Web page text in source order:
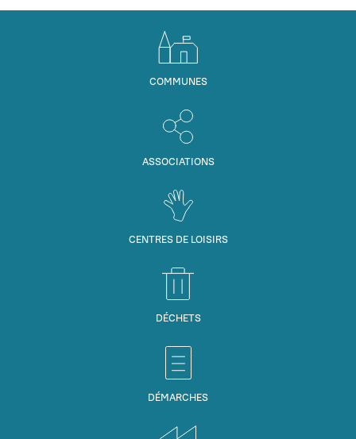
COMMUNES
ASSOCIATIONS
CENTRES DE LOISIRS
DÉCHETS
DÉMARCHES